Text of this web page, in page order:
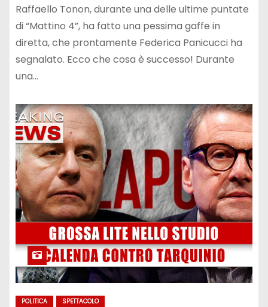
Raffaello Tonon, durante una delle ultime puntate
di “Mattino 4”, ha fatto una pessima gaffe in
diretta, che prontamente Federica Panicucci ha
segnalato. Ecco che cosa è successo! Durante
una…
POLITICA SPETTACOLO